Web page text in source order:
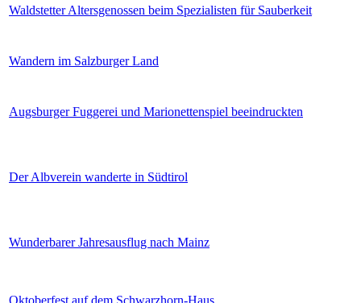
Waldstetter Altersgenossen beim Spezialisten für Sauberkeit
Wandern im Salzburger Land
Augsburger Fuggerei und Marionettenspiel beeindruckten
Der Albverein wanderte in Südtirol
Wunderbarer Jahresausflug nach Mainz